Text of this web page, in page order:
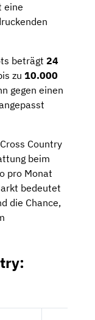
eine
beträgt 24
zu 10.000
gegen einen
Country
beim
pro Monat
bedeutet
die Chance,